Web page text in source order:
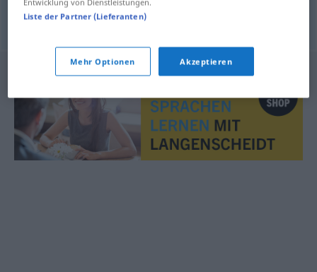
Liste der Partner (Lieferanten)
Mehr Optionen Akzeptieren